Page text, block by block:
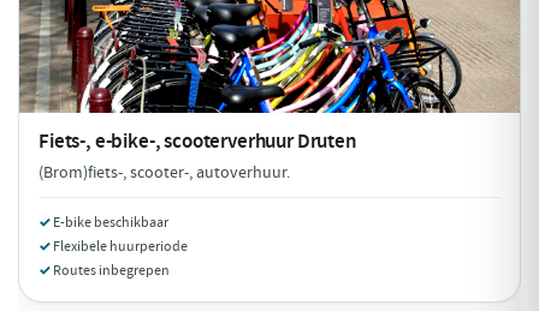
Fiets-, e-bike-, scooterverhuurDruten
(Brom)fiets-, scooter-, autoverhuur.
E-bike beschikbaar
Flexibele huurperiode
Routes inbegrepen